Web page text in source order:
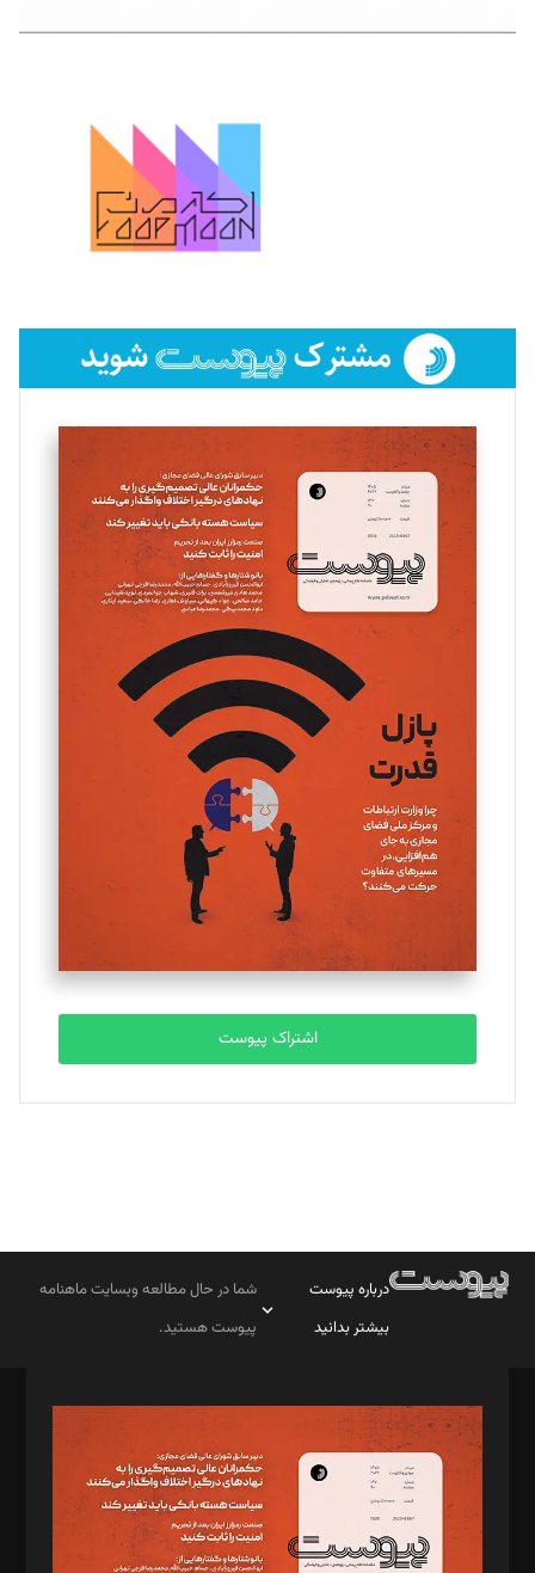
اشتراک پیوست
درباره پیوست
بیشتر بدانید
شما در حال مطالعه وبسایت ماهنامه
پیوست هستید.
مدیر مسئول: محمدباقر اثنی‌عشری
سردبیر: مهرک محمودی
دبیر تحریریه: میثم قاسمی
د‌بیر ناداستان: سمانه سمیع
د‌بیر خدمت و تجارت: ابوالفضل رجبی